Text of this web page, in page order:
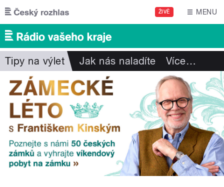
Přejít k hlavnímu obsahu
ŽIVĚ MENU
Tipy na výlet Jak nás naladíte Více…